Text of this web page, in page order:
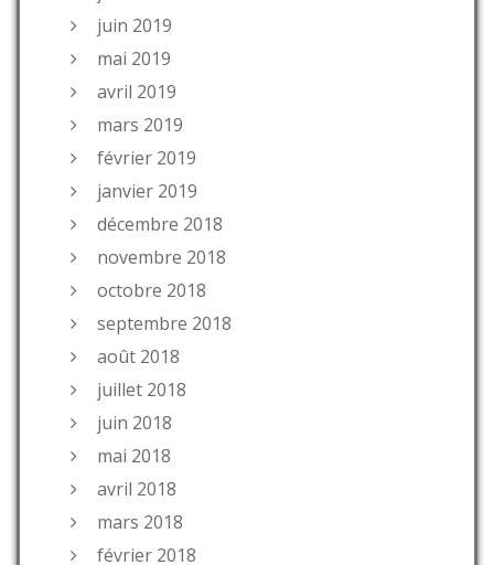
juin 2019
mai 2019
avril 2019
mars 2019
février 2019
janvier 2019
décembre 2018
novembre 2018
octobre 2018
septembre 2018
août 2018
juillet 2018
juin 2018
mai 2018
avril 2018
mars 2018
février 2018